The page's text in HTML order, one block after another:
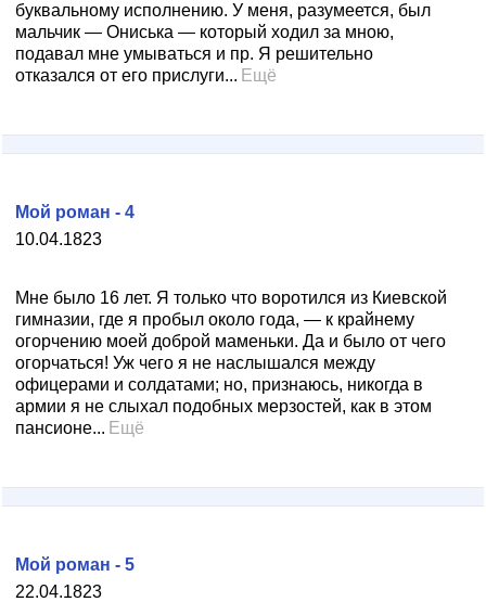
буквальному исполнению. У меня, разумеется, был
мальчик — Ониська — который ходил за мною,
подавал мне умываться и пр. Я решительно
отказался от его прислуги... Ещё
10.04.1823
Мой роман - 4
Мне было 16 лет. Я только что воротился из Киевской
гимназии, где я пробыл около года, — к крайнему
огорчению моей доброй маменьки. Да и было от чего
огорчаться! Уж чего я не наслышался между
офицерами и солдатами; но, признаюсь, никогда в
армии я не слыхал подобных мерзостей, как в этом
пансионе... Ещё
22.04.1823
Мой роман - 5